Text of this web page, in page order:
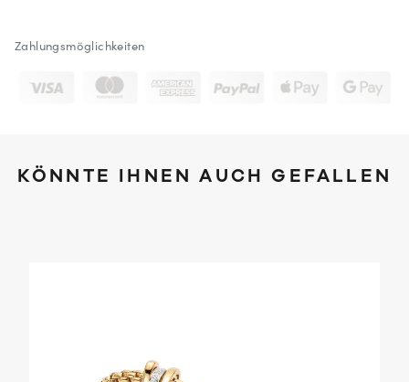
Zahlungsmöglichkeiten
KÖNNTE IHNEN AUCH GEFALLEN